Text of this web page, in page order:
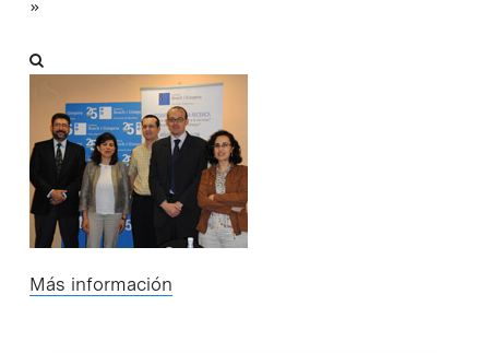
»
Más información